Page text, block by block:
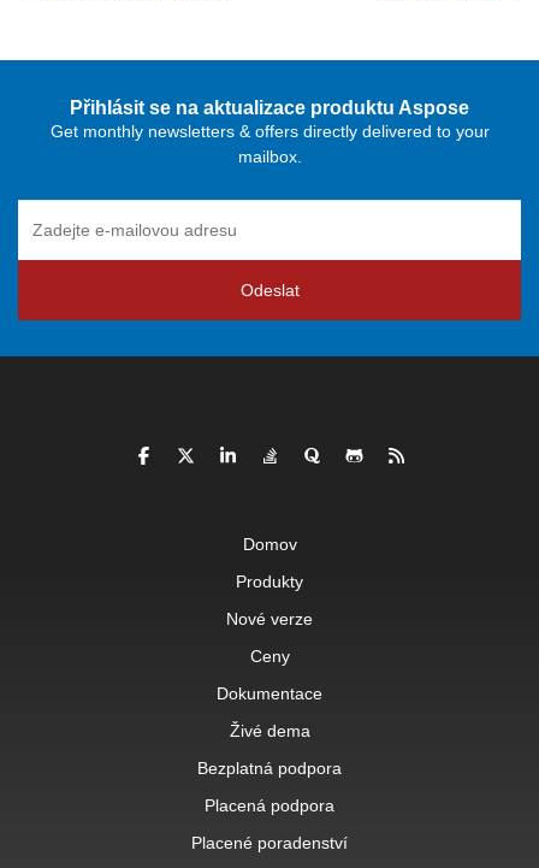
Přihlásit se na aktualizace produktu Aspose
Get monthly newsletters & offers directly delivered to your
mailbox.
Odeslat
Domov
Produkty
Nové verze
Ceny
Dokumentace
Živé dema
Bezplatná podpora
Placená podpora
Placené poradenství